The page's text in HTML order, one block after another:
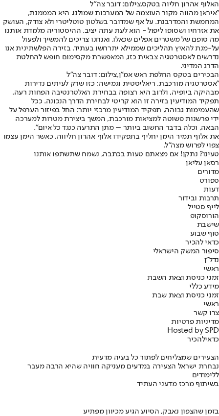
האלוף אהרון חליוה בטקס,צילום: דובר צה"ל
"איראן מהווה מקור העוצמה של המערכות שמולנו. היא המממנת,
המחמשת והמדרבנת. על אף שמדובר בשלטון טוטליטרי ולא צודק, העושק
את אזרחיו ושסופו ליפול - הוא לעת עתה יציב. ההיסטוריה מלמדת אותנו
מה סופם של משטרים אפלים שכאלו, ואנחנו צריכים להמשיך ולפעול
על-מנת להאיץ תהליכים שממילא יתרחשו בעתיד. בזירה הפלשתינית אנו
נדרשים לאסטרטגיה צבאית כזו, המאפשרת מקסימום חופש להחלטת
הדרג המדיני.
הבכירים בטקס החלפת ראש אמ"ן,צילום: דובר צה"ל
"אסטרטגיה מורכבת, ריאליסטית וגמישה; כזו שרק לעיתים נדירות
מבהיקה ביופיה, ולרוב היא רצופה בבחירת האלטרנטיבה הפחות רעה.
תפקיד המודיעין בזירה זו הוא קריטי לבחירת הדרך הנכונה. ככל
שהעמימות גבוהה, תפקיד המודיעין מרכזי יותר: החל בפיזור הערפל על
ידי פרשנות פשוטה למציאות מורכבת, המשך ביצירת מטרות למערכה
הבאה, וכלה בדבר החשוב ביותר – מתן התרעה כנגד כל איום".
את אלוף תמיר הימן יחליף בתפקידו אלוף אהרון חליווה, כאשר הימן עצמו
צפוי לפרוש מצה"ל.
טעינו? נתקן! אם מצאתם טעות בכתבה, נשמח שתשתפו אותנו
רסאן עליאן
מדורים
ספורט
דעות
תרבות ובידור
לייף סטייל
הורוסקופ
שישבת
סוף שבוע
כדאי להכיר
סיפור המשק הישראלי
נדל"ן
ראשי
זמני כניסת וצאת השבת
מידע כללי
זמני כניסת וצאת שבת
ראשי
צרו קשר
מדיניות פרטיות
Hosted by SPD
כדאילהכיר
הצעירים שמצליחים לפתור כל בעיה מדעית
נבחרת ישראל הצעירה במדעים מעניקה חוויה שהיא הרבה מעבר
ללימודים
בשיתוף מרכז מדעני העתיד
בזמן שהצפון נאבק, הסיוע הגיע מכיוון מפתיע